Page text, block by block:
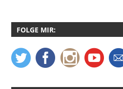
FOLGE MIR: